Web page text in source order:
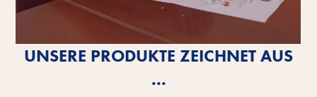
UNSERE PRODUKTE ZEICHNET AUS
...